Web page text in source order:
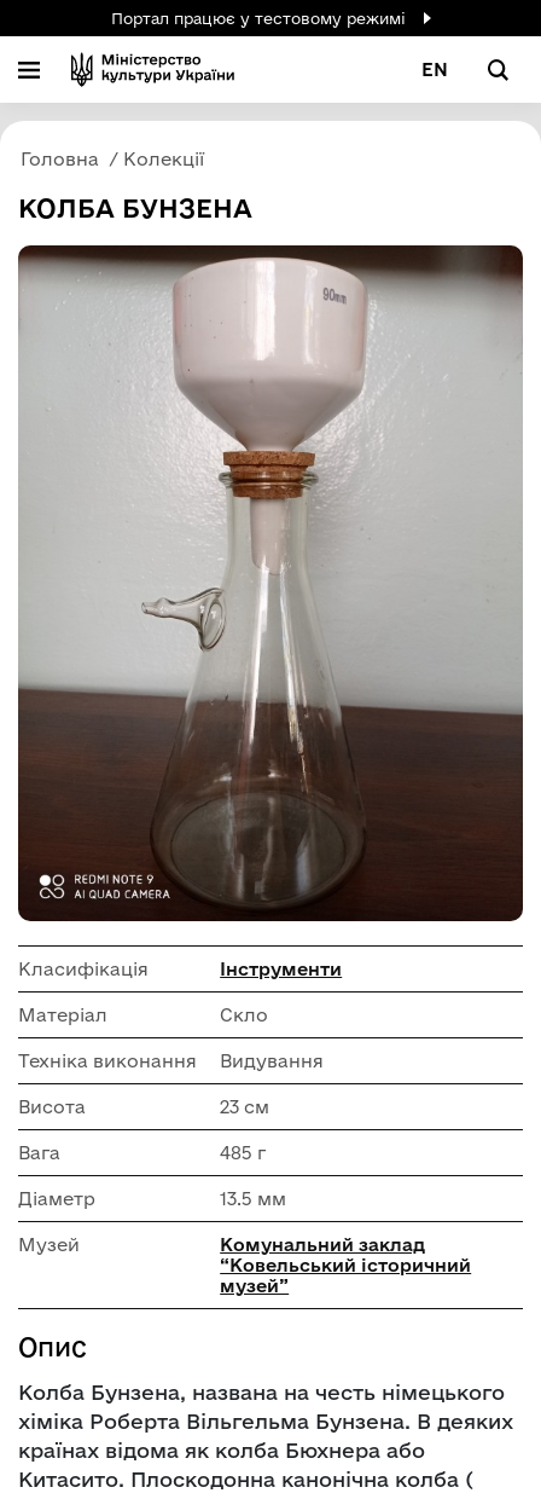
Портал працює у тестовому режимі
EN
Головна Колекції
КОЛБА БУНЗЕНА
Класифікація Інструменти
Матеріал Скло
Техніка виконання Видування
Висота 23 см
Вага 485 г
Діаметр 13.5 мм
Музей
Комунальний заклад
“Ковельський історичний
музей”
Опис
Колба Бунзена, названа на честь німецького
хіміка Роберта Вільгельма Бунзена. В деяких
країнах відома як колба Бюхнера або
Китасито. Плоскодонна канонічна колба (